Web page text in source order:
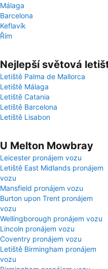
Málaga
Barcelona
Keflavík
Řím
Nejlepší světová
Letiště Palma de Mallorca
Letiště Málaga
Letiště Catania
Letiště Barcelona
Letiště Lisabon
U Melton Mowbray
Leicester pronájem vozu
Letiště East Midlands pronájem
vozu
Mansfield pronájem vozu
Burton upon Trent pronájem
vozu
Wellingborough pronájem vozu
Lincoln pronájem vozu
Coventry pronájem vozu
Letiště Birmingham pronájem
vozu